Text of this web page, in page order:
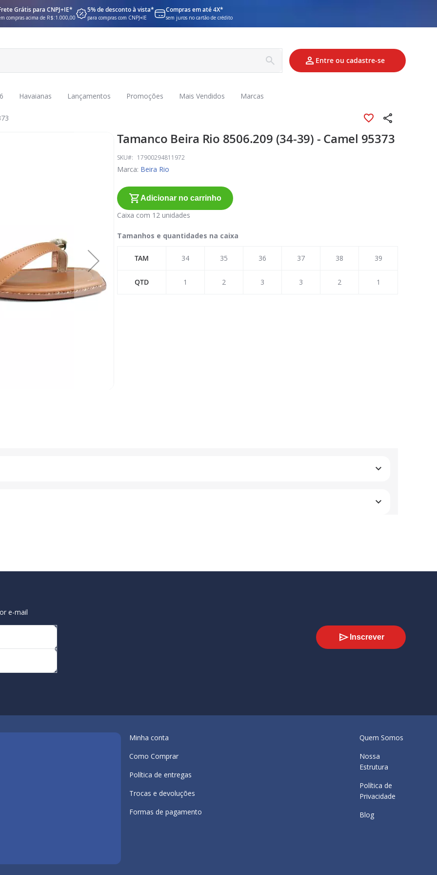
Grátis para CNPJ+IE*
compras acima de R$:1.000,00
5% de desconto à vista*
para compras com CNPJ+IE
Compras em até 4X*
sem juros no cartão de crédito
Entre ou cadastre-se
Havaianas Lançamentos Promoções Mais Vendidos Marcas
Tamanco Beira Rio 8506.209 (34-39) - Camel 95373
SKU 17900294811972
Marca: Beira Rio
Adicionar no carrinho
Caixa com 12 unidades
Tamanhos e quantidades na caixa
TAM 34 35 36 37 38 39
QTD 1 2 3 3 2 1
e-mail
Inscrever
Minha conta
Como Comprar
Política de entregas
Trocas e devoluções
Formas de pagamento
Quem Somos
Nossa
Estrutura
Política de
Privacidade
Blog